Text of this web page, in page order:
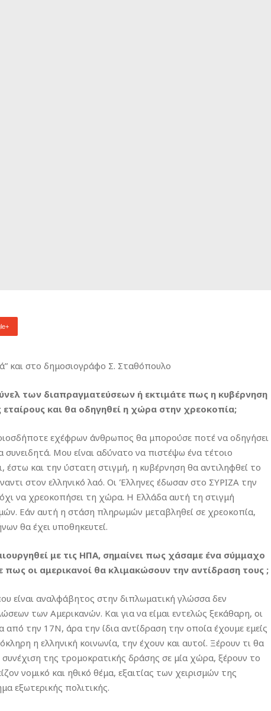
και στο δημοσιογράφο Σ. Σταθόπουλο
των διαπραγματεύσεων ή εκτιμάτε πως η κυβέρνηση
εταίρους και θα οδηγηθεί η χώρα στην χρεοκοπία;
εχέφρων άνθρωπος θα μπορούσε ποτέ να οδηγήσει
Μου είναι αδύνατο να πιστέψω ένα τέτοιο
έστω και την ύστατη στιγμή, η κυβέρνηση θα αντιληφθεί το
στον ελληνικό λαό. Οι Έλληνες έδωσαν στο ΣΥΡΙΖΑ την
να χρεοκοπήσει τη χώρα. Η Ελλάδα αυτή τη στιγμή
Εάν αυτή η στάση πληρωμών μεταβληθεί σε χρεοκοπία,
θα έχει υποθηκευτεί.
με τις ΗΠΑ, σημαίνει πως χάσαμε ένα σύμμαχο
πως οι αμερικανοί θα κλιμακώσουν την αντίδραση τους ;
είναι αναλφάβητος στην διπλωματική γλώσσα δεν
των Αμερικανών. Και για να είμαι εντελώς ξεκάθαρη, οι
από την 17Ν, άρα την ίδια αντίδραση την οποία έχουμε εμείς
η ελληνική κοινωνία, την έχουν και αυτοί. Ξέρουν τι θα
συνέχιση της τρομοκρατικής δράσης σε μία χώρα, ξέρουν το
νομικό και ηθικό θέμα, εξαιτίας των χειρισμών της
εξωτερικής πολιτικής.